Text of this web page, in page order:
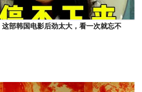
这部韩国电影后劲太大，看一次就忘不